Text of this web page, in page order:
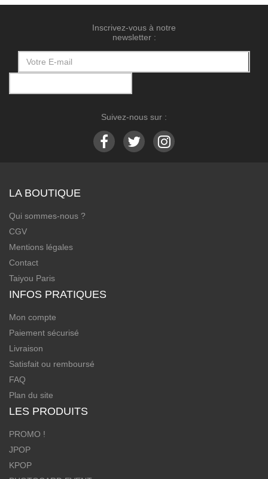
Inscrivez-vous à notre
newsletter :
Suivez-nous sur :
LA BOUTIQUE
Qui sommes-nous ?
CGV
Mentions légales
Contact
Taiyou Paris
INFOS PRATIQUES
Mon compte
Paiement sécurisé
Livraison
Satisfait ou remboursé
FAQ
Plan du site
LES PRODUITS
PROMO !
JPOP
KPOP